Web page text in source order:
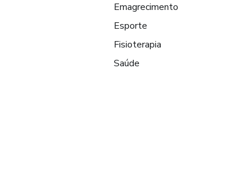
Emagrecimento
Esporte
Fisioterapia
Saúde